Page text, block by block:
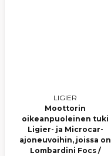
LIGIER
Moottorin
oikeanpuoleinen tuki
Ligier- ja Microcar-
ajoneuvoihin, joissa on
Lombardini Focs /